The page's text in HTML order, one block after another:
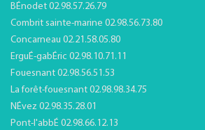
BÉnodet 02.98.57.26.79
Combrit sainte-marine 02.98.56.73.80
Concarneau 02.21.58.05.80
ErguÉ-gabÉric 02.98.10.71.11
Fouesnant 02.98.56.51.53
La forêt-fouesnant 02.98.98.34.75
NÉvez 02.98.35.28.01
Pont-l'abbÉ 02.98.66.12.13